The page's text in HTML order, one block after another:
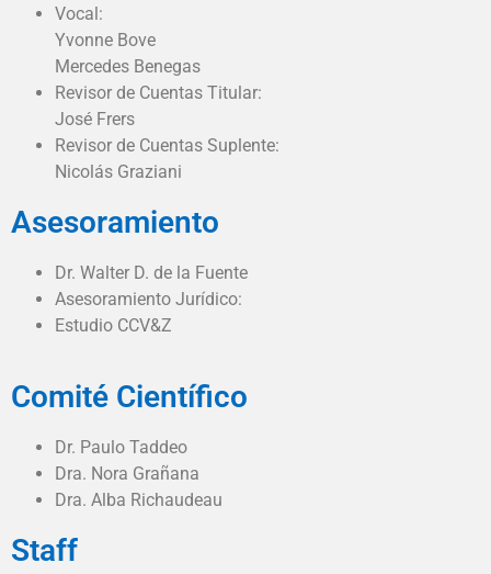
Vocal:
Yvonne Bove
Mercedes Benegas
Revisor de Cuentas Titular:
José Frers
Revisor de Cuentas Suplente:
Nicolás Graziani
Asesoramiento
Dr. Walter D. de la Fuente
Asesoramiento Jurídico:
Estudio CCV&Z
Comité Científico
Dr. Paulo Taddeo
Dra. Nora Grañana
Dra. Alba Richaudeau
Staff